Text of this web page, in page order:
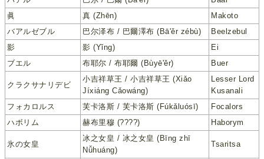
眞
真 (Zhēn)
Makoto
バアルゼブル
巴尔泽布 / 巴爾澤布 (Bā'ěr zébù)
Beelzebul
影
影 (Yǐng)
Ei
ブエル
布耶尔 / 布耶爾 (Bùyē'ěr) Buer
クラクサナリデビ
小吉祥草王 / 小吉祥草王 (Xiǎo
Jíxiáng Cǎowáng)
Lesser Lord
Kusanali
フォカロルス
芙卡洛斯 / 芙卡洛斯 (Fúkǎluósī)
Focalors
ハボリム
赫布里穆 (????) Haborym
氷の女皇
冰之女皇 / 冰之女皇 (Bīng zhī
Nǚhuáng)
Tsaritsa